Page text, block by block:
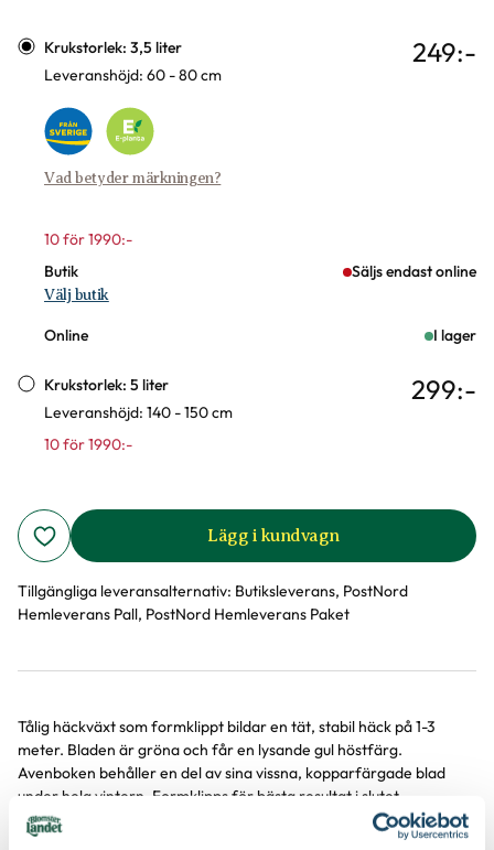
Krukstorlek: 3,5 liter
Leveranshöjd: 60 - 80 cm
Vad betyder märkningen?
10 för 1990:-
249:-
Butik Säljs endast online
Välj butik
Online I lager
Krukstorlek: 5 liter
Leveranshöjd: 140 - 150 cm
10 för 1990:-
299:-
Lägg i kundvagn
Tillgängliga leveransalternativ: Butiksleverans, PostNord
Hemleverans Pall, PostNord Hemleverans Paket
Produktinformation
Tålig häckväxt som formklippt bildar en tät, stabil häck på 1-3
meter. Bladen är gröna och får en lysande gul höstfärg.
Avenboken behåller en del av sina vissna, kopparfärgade blad
under hela vintern. Formklipps för bästa resultat i slutet ...
Visa mer